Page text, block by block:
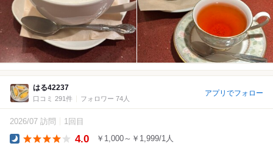
はる42237
口コミ 291件 フォロワー 74人
アプリでフォロー
2026/07 訪問 1回目
4.0 ￥1,000～￥1,999/1人